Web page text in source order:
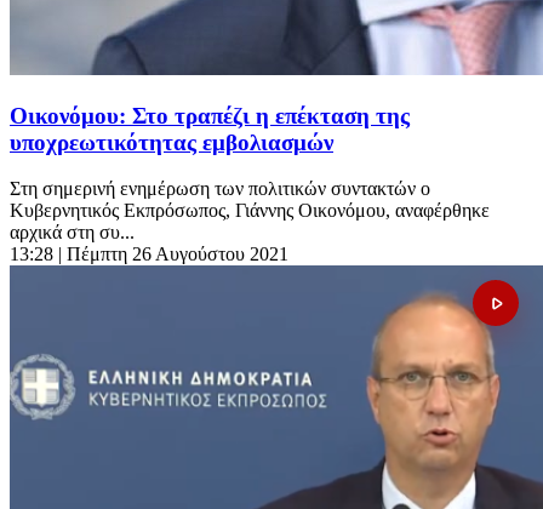
Οικονόμου: Στο τραπέζι η επέκταση της
υποχρεωτικότητας εμβολιασμών
Στη σημερινή ενημέρωση των πολιτικών συντακτών ο
Κυβερνητικός Εκπρόσωπος, Γιάννης Οικονόμου, αναφέρθηκε
αρχικά στη συ...
13:28 | Πέμπτη 26 Αυγούστου 2021